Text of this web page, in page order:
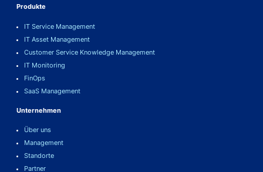
Produkte
IT Service Management
IT Asset Management
Customer Service Knowledge Management
IT Monitoring
FinOps
SaaS Management
Unternehmen
Über uns
Management
Standorte
Partner